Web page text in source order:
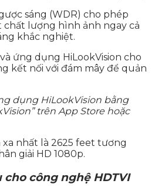
sáng (WDR) cho phép
lượng hình ảnh ngay cả
khắc nghiệt.
ứng dụng HiLookVision cho
kết nối với đám mây để quản
dụng HiLookVision bằng
trên App Store hoặc
nhất là 2625 feet tương
giải HD 1080p.
công nghệ HDTVI